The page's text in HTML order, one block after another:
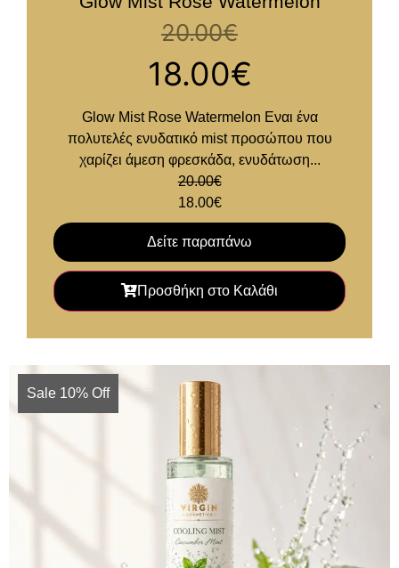
20.00€
18.00€
Glow Mist Rose Watermelon Eναι ένα
πολυτελές ενυδατικό mist προσώπου που
χαρίζει άμεση φρεσκάδα, ενυδάτωση...
20.00€
18.00€
Δείτε παραπάνω
Προσθήκη στο Καλάθι
Sale 10% Off